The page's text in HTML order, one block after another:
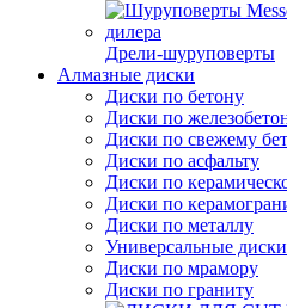
Дрели-шуруповерты
Алмазные диски
Диски по бетону
Диски по
Диски по свежему
Диски по асфальту
Диски по
Диски по
Диски по металлу
Универсальные диски
Диски по мрамору
Диски по граниту